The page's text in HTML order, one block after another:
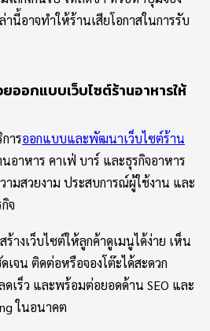
านี้อาจทำให้ร้านเสียโอกาสในการรับ
ออกแบบเว็บไซต์ร้านอาหารให้
ารออกแบบและพัฒนาเว็บไซต์ร้าน
อาหาร คาเฟ่ บาร์ และธุรกิจอาหาร
ามสวยงาม ประสบการณ์ผู้ใช้งาน และ
จ
ร้างเว็บไซต์ให้ลูกค้าดูเมนูได้ง่าย เห็น
เจน ติดต่อหรือจองโต๊ะได้สะดวก
ดเร็ว และพร้อมต่อยอดด้าน SEO และ
ในอนาคต